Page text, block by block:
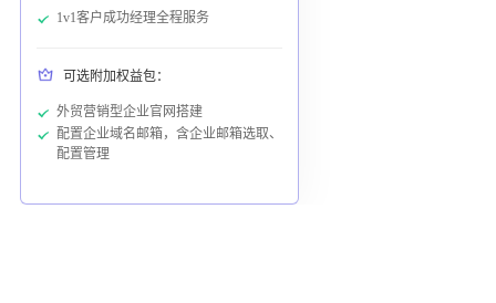
1v1客户成功经理全程服务
可选附加权益包：
外贸营销型企业官网搭建
配置企业域名邮箱，含企业邮箱选取、
配置管理